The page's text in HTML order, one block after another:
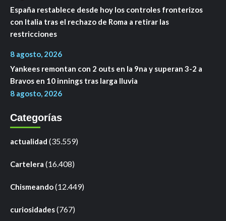
España restablece desde hoy los controles fronterizos
con Italia tras el rechazo de Roma a retirar las
restricciones
8 agosto, 2026
Yankees remontan con 2 outs en la 9na y superan 3-2 a
Bravos en 10 innings tras larga lluvia
8 agosto, 2026
Categorías
actualidad (35.559)
Cartelera (16.408)
Chismeando(12.449)
curiosidades(767)